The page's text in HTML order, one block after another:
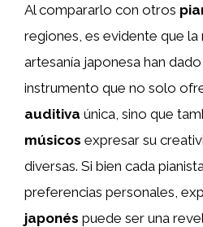
Al compararlo con otros
regiones, es evidente que
artesanía japonesa han
instrumento que no solo
auditiva única, sino que
músicos expresar su
diversas. Si bien cada
preferencias personales,
japonés puede ser una